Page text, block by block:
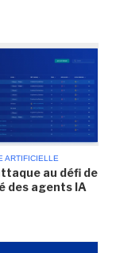
ARTIFICIELLE
au défi de
des agents IA